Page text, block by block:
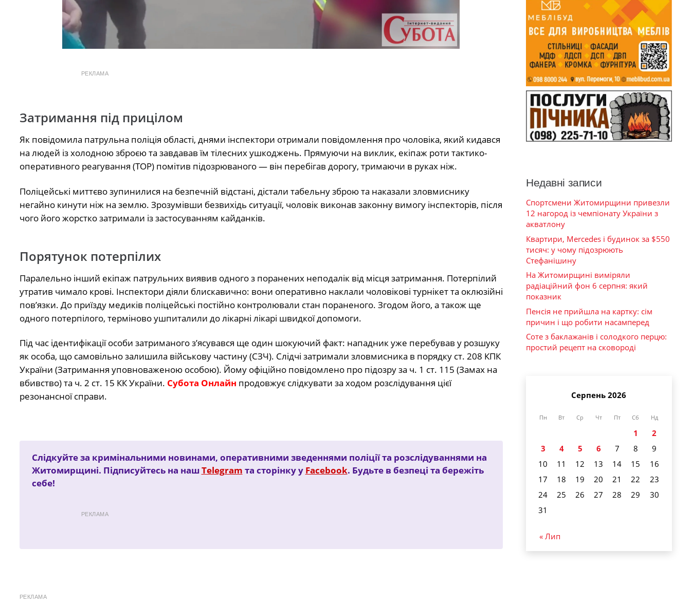
РЕКЛАМА
Затримання під прицілом
Як повідомила патрульна поліція області, днями інспектори отримали повідомлення про чоловіка, який кидався
на людей із холодною зброєю та завдавав їм тілесних ушкоджень. Прямуючи на виклик, екіпаж роти тактико-
оперативного реагування (ТОР) помітив підозрюваного — він перебігав дорогу, тримаючи в руках ніж.
Поліцейські миттєво зупинилися на безпечній відстані, дістали табельну зброю та наказали зловмиснику
негайно кинути ніж на землю. Зрозумівши безвихідь ситуації, чоловік виконав законну вимогу інспекторів, після
чого його жорстко затримали із застосуванням кайданків.
Порятунок потерпілих
Паралельно інший екіпаж патрульних виявив одного з поранених неподалік від місця затримання. Потерпілий
утратив чимало крові. Інспектори діяли блискавично: вони оперативно наклали чоловікові турнікет та оклюзійні
пов’язки. До приїзду медиків поліцейські постійно контролювали стан пораненого. Згодом його, а також ще
одного потерпілого, терміново ушпиталили до лікарні лікарі швидкої допомоги.
Під час ідентифікації особи затриманого з’ясувався ще один шокуючий факт: нападник уже перебував у розшуку
як особа, що самовільно залишила військову частину (СЗЧ). Слідчі затримали зловмисника в порядку ст. 208 КПК
України (Затримання уповноваженою особою). Йому офіційно повідомлено про підозру за ч. 1 ст. 115 (Замах на
вбивство) та ч. 2 ст. 15 КК України. Субота Онлайн продовжує слідкувати за ходом розслідування цієї
резонансної справи.
Слідкуйте за кримінальними новинами, оперативними зведеннями поліції та розслідуваннями на
Житомирщині. Підписуйтесь на нашTelegram та сторінку у Facebook. Будьте в безпеці та бережіть
себе!
РЕКЛАМА
РЕКЛАМА
Недавні записи
Спортсмени Житомирщини привезли
12 нагород із чемпіонату України з
акватлону
Квартири, Mercedes і будинок за $550
тисяч: у чому підозрюють
Стефанішину
На Житомирщині виміряли
радіаційний фон 6 серпня: який
показник
Пенсія не прийшла на картку: сім
причин і що робити насамперед
Соте з баклажанів і солодкого перцю:
простий рецепт на сковороді
Серпень 2026
Пн Вт Ср Чт Пт Сб Нд
1
2
3
4 5 6 7 8
9
10
11 12 13 14 15
16
17
18 19 20 21 22
23
24
25 26 27 28 29
30
31
« Лип